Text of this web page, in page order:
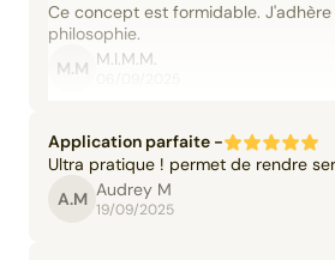
Ce concept est formidable.
philosophie.
M.M M.I.M.M.
Application parfaite -
Ultra pratique ! permet de rendre
A.M Audrey M
19/09/2025